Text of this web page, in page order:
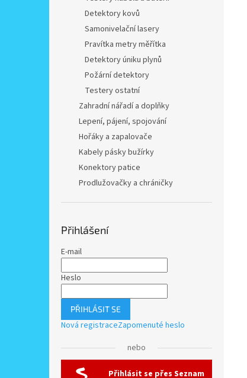
Detektory kovů
Samonivelační lasery
Pravítka metry měřítka
Detektory úniku plynů
Požární detektory
Testery ostatní
Zahradní nářadí a doplňky
Lepení, pájení, spojování
Hořáky a zapalovače
Kabely pásky bužírky
Konektory patice
Prodlužovačky a chráničky
Přihlášení
E-mail
Heslo
PŘIHLÁSIT SE
Nová registraceZapomenuté heslo
nebo
Přihlásit se přes Seznam